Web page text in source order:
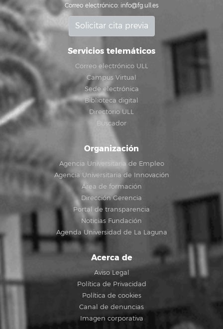
Correo electrónico: info@fg.ull.es
Solicitar cita previa
Servicios telemáticos
Correo electrónico ULL
Campus Virtual
Sede electrónica
Biblioteca digital
Directorio ULL
Buscador
Organización
Agencia Universitaria de Empleo
Agencia Universitaria de Innovación
Área de formación
Dirección Gerencia
Portal de transparencia
Noticias Fundación
Agenda Universidad de La Laguna
Acerca de
Aviso Legal
Política de Privacidad
Política de cookies
Canal de denuncias
Imagen corporativa